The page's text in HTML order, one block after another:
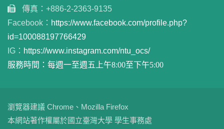
傳真：+886-2-2363-9135
Facebook： https://www.facebook.com/profile.php?
id=100088197766429
IG： https://www.instagram.com/ntu_ocs/
服務時間：每週一至週五上午8:00至下午5:00
瀏覽器建議 Chrome、Mozilla Firefox
本網站著作權屬於國立臺灣大學 學生事務處